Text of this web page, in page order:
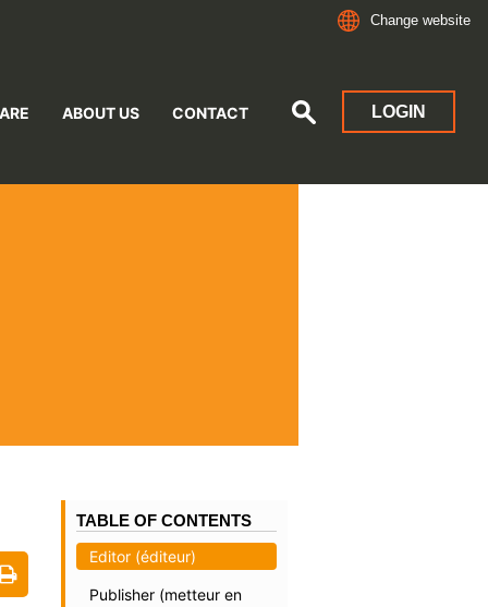
Change website
ABOUT US CONTACT LOGIN
TABLE OF CONTENTS
Editor (éditeur)
Publisher (metteur en